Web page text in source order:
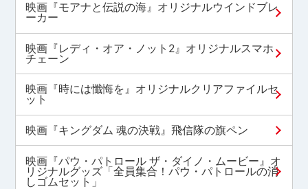
映画『モアナと伝説の海』オリジナルウインドブレ
ーカー
映画『レディ・オア・ノット2』オリジナルスマホ
チェーン
映画『時には懺悔を』オリジナルクリアファイルセ
ット
映画『キングダム 魂の決戦』飛信隊の旗ペン
映画『パウ・パトロール ザ・ダイノ・ムービー』オ
リジナルグッズ「全員集合！パウ・パトロールの消
しゴムセット」